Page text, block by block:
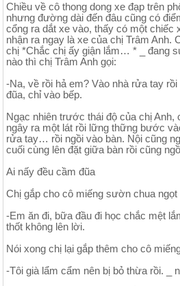
Chiều về cô thong dong xe đạp trên
nhưng đường dài đến đâu cũng có
cổng ra dắt xe vào, thấy có một chiếc
nhận ra ngay là xe của chị Trâm Anh.
chị *Chắc chị ấy giận lắm… * _ đang
nào thì chị Trâm Anh gọi:
-Na, về rồi hả em? Vào nhà rửa tay
đũa, chỉ vào bếp.
Ngạc nhiên trước thái độ của chị
ngây ra một lát rồi lững thững bước
rửa tay… rồi ngồi vào bàn. Nội cũng
cuối cùng lên đặt giữa bàn rồi cũng
Ai nấy đều cầm đũa
Chị gắp cho cô miếng sườn chua ngọt
-Em ăn đi, bữa đầu đi học chắc mệt
thốt không lên lời.
Nói xong chị lại gắp thêm cho cô
-Tôi già lẩm cẩm nên bị bỏ thừa rồi. _